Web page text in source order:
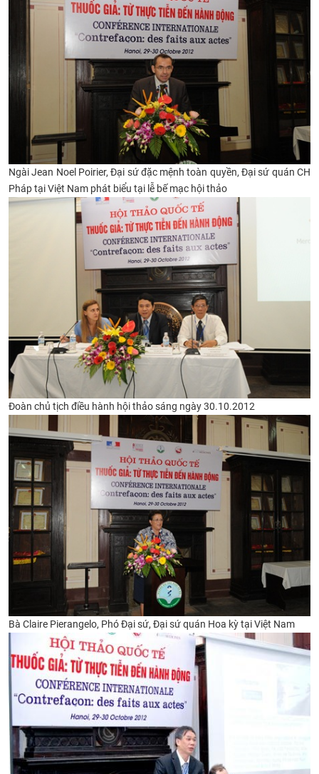
Ngài Jean Noel Poirier, Đại sứ đặc mệnh toàn quyền, Đại sứ quán CH
Pháp tại Việt Nam phát biểu tại lễ bế mạc hội thảo
Đoàn chủ tịch điều hành hội thảo sáng ngày 30.10.2012
Bà Claire Pierangelo, Phó Đại sứ, Đại sứ quán Hoa kỳ tại Việt Nam